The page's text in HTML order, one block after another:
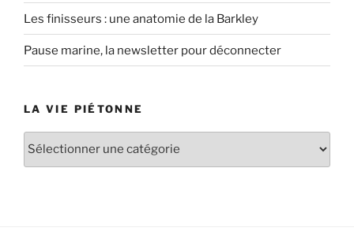
Les finisseurs : une anatomie de la Barkley
Pause marine, la newsletter pour déconnecter
LA VIE PIÉTONNE
La